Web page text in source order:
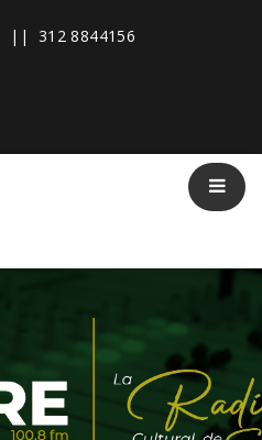
|| 312 8844156